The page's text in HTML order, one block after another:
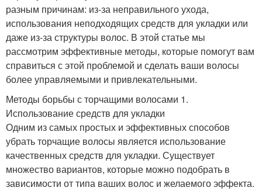
разным причинам: из-за неправильного ухода,
использования неподходящих средств для укладки или
даже из-за структуры волос. В этой статье мы
рассмотрим эффективные методы, которые помогут вам
справиться с этой проблемой и сделать ваши волосы
более управляемыми и привлекательными.
Методы борьбы с торчащими волосами 1.
Использование средств для укладки
Одним из самых простых и эффективных способов
убрать торчащие волосы является использование
качественных средств для укладки. Существует
множество вариантов, которые можно подобрать в
зависимости от типа ваших волос и желаемого эффекта.